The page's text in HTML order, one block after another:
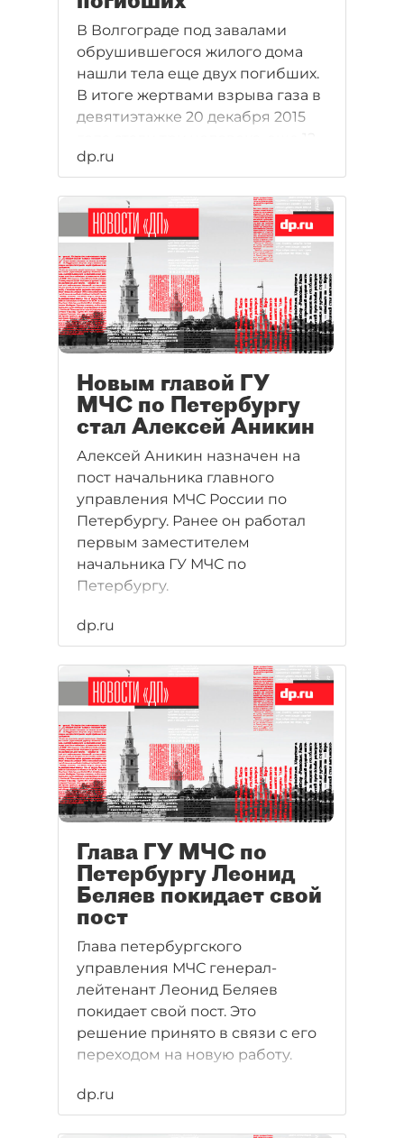
В Волгограде под завалами
обрушившегося жилого дома
нашли тела еще двух погибших.
В итоге жертвами взрыва газа в
девятиэтажке 20 декабря 2015
пострадали. Причина ЧП пока не
выяснена, сообщается в
последних новостях.
dp.ru
Новым главой ГУ
МЧС по Петербургу
стал Алексей Аникин
Алексей Аникин назначен на
пост начальника главного
управления МЧС России по
Петербургу. Ранее он работал
первым заместителем
начальника ГУ МЧС по
Петербургу.
dp.ru
Глава ГУ МЧС по
Петербургу Леонид
Беляев покидает свой
пост
Глава петербургского
управления МЧС генерал-
лейтенант Леонид Беляев
покидает свой пост. Это
решение принято в связи с его
переходом на новую работу.
dp.ru